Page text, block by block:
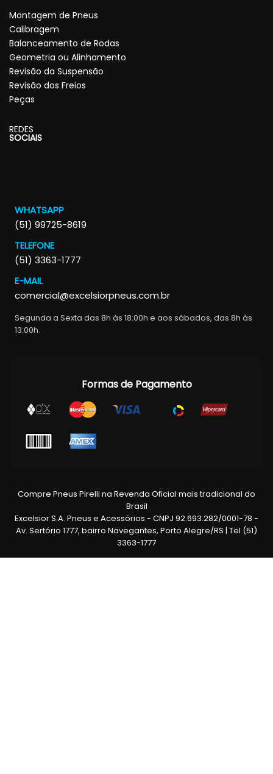
Montagem de Pneus
Calibragem
Balanceamento de Rodas
Geometria ou Alinhamento
Revisão da Suspensão
Revisão dos Freios
Peças
REDES
SOCIAIS
WHATSAPP
(51) 99725-8619
TELEFONE
(51) 3363-1777
E-MAIL
comercial@excelsiorpneus.com.br
Segunda a Sexta das 8h às 18:00h e aos sábados, das 8h às
13:00h.
Formas de Pagamento
Compre Pneus Pirelli na Revenda Oficial mais tradicional do
Brasil
Excelsior S.A. Pneus e Acessórios - CNPJ 92.693.282/0001-78 -
Av. Sertório 1777, bairro Navegantes, Porto Alegre/RS | Tel (51)
3363-1777